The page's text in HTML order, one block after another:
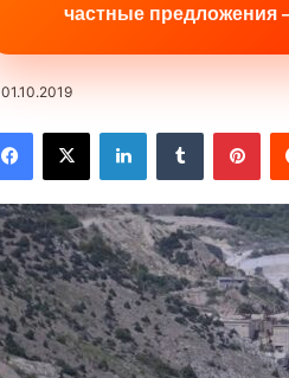
частные предложения
01.10.2019